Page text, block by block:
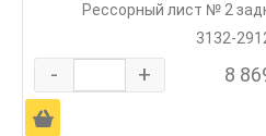
Рессорный лист № 2
3132-
- + 8
Ä